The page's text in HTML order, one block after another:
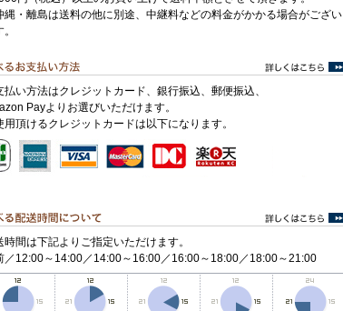
・離島は送料の他に別途、中継料などの料金がかかる場合がござい
払い方法はクレジットカード、銀行振込、郵便振込、
Payよりお選びいただけます。
用頂けるクレジットカードは以下になります。
時間は下記よりご指定いただけます。
／12:00～14:00／14:00～16:00／16:00～18:00／18:00～21:00